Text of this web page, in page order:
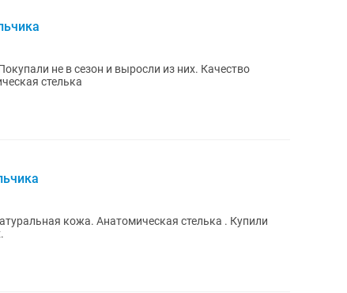
не в сезон и выросли из них. Качество
стелька
кожа. Анатомическая стелька . Купили